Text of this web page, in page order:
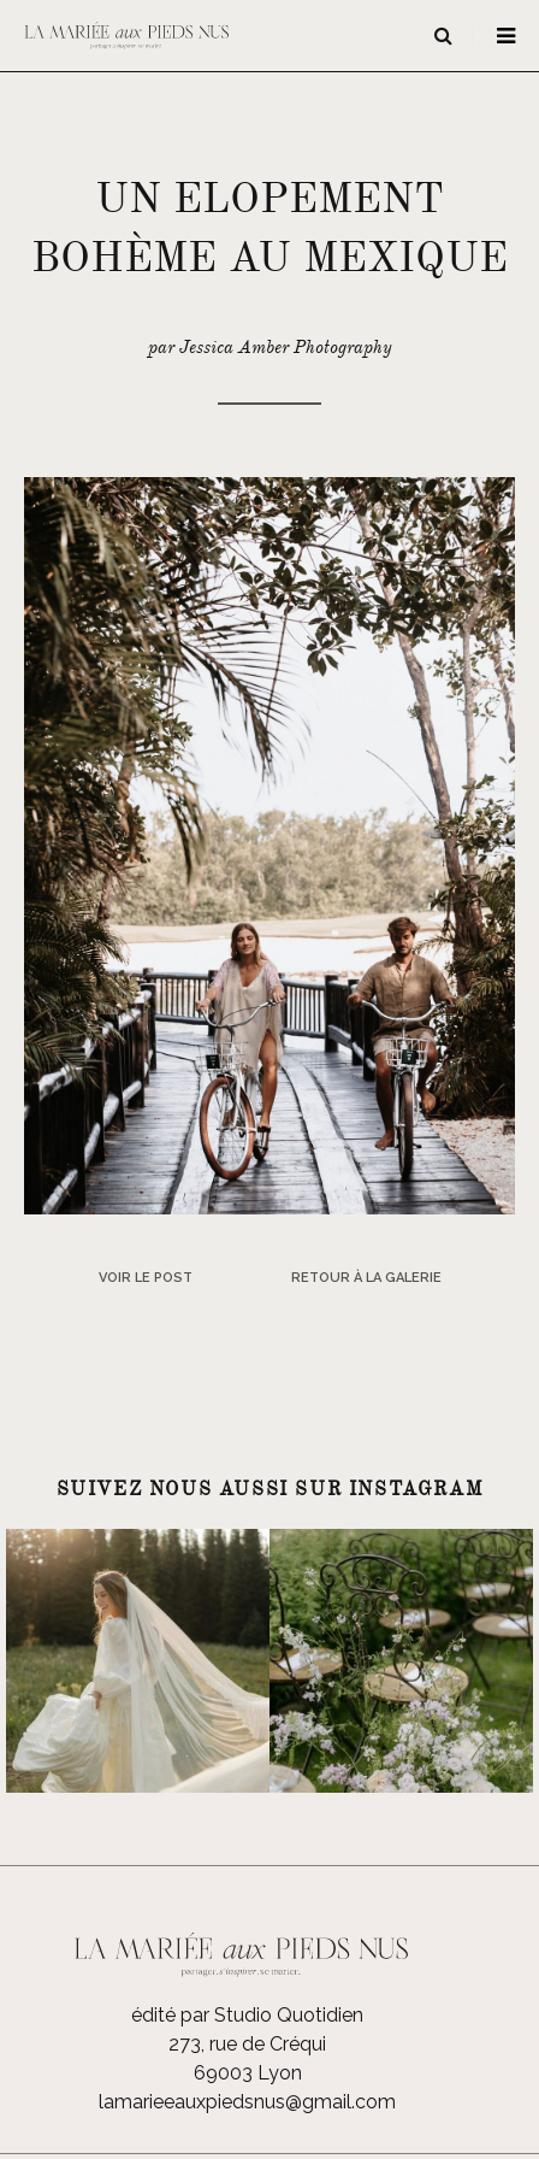
UN ELOPEMENT
BOHÈME AU MEXIQUE
par Jessica Amber Photography
VOIR LE POST RETOUR À LA GALERIE
SUIVEZ NOUS AUSSI SUR INSTAGRAM
édité par Studio Quotidien
273, rue de Créqui
69003 Lyon
lamarieeauxpiedsnus@gmail.com